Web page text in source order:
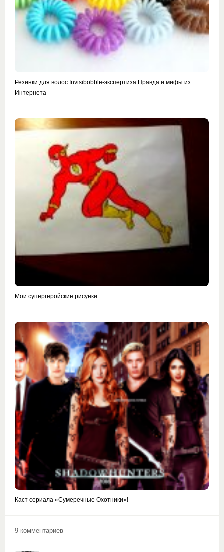
Резинки для волос Invisibobble-экспертиза.Правда и мифы из
Интернета
Мои супергеройские рисунки
Каст сериала «Сумеречные Охотники»!
9 комментариев